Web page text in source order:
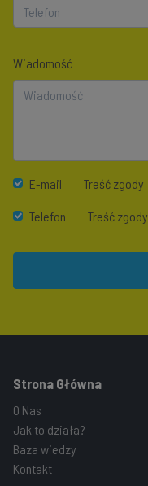
Wiadomość
E-mail Treść zgody
Telefon Treść zgody
Strona Główna
O Nas
Jak to działa?
Baza wiedzy
Kontakt